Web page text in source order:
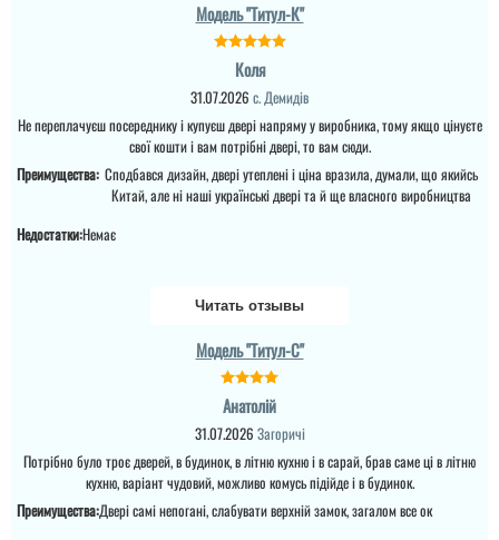
з сусідами в тамбур,
двері стали чітко, біли
читати всі відгуки
ТМ Фаворит
как эта дверь
Качественная отделка и
Модель "Титул-К"
Коля
31.07.2026 с. Демидів
Не переплачуєш посереднику і купуєш двері напряму у виробника, тому якщо цінуєте
свої кошти і вам потрібні двері, то вам сюди.
Преимущества: Сподбався дизайн, двері утеплені і ціна вразила, думали, що якийсь
Китай, але ні наші українські двері та й ще власного виробництва
Недостатки:Немає
Читать отзывы
Модель "Титул-C"
Анатолій
31.07.2026 Загоричі
Потрібно було троє дверей, в будинок, в літню кухню і в сарай, брав саме ці в літню
кухню, варіант чудовий, можливо комусь підійде і в будинок.
Преимущества:Двері самі непогані, слабувати верхній замок, загалом все ок